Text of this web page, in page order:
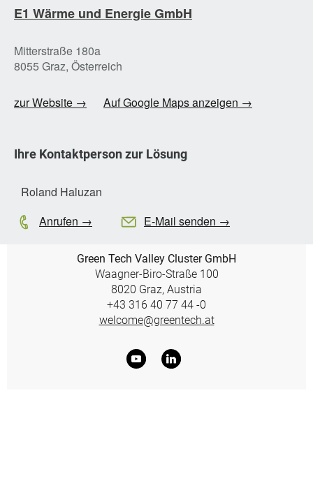
E1 Wärme und Energie GmbH
Mitterstraße 180a
8055 Graz, Österreich
zur Website → Auf Google Maps anzeigen →
Ihre Kontaktperson zur Lösung
Roland Haluzan
Anrufen →
E-Mail senden →
Green Tech Valley Cluster GmbH
Waagner-Biro-Straße 100
8020 Graz, Austria
+43 316 40 77 44 -0
welcome@greentech.at